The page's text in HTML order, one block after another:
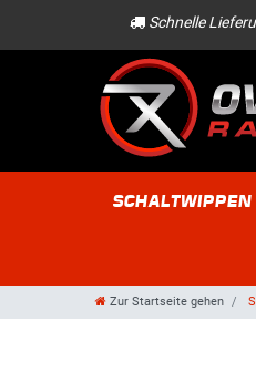
Schnelle
SCHALTWIPPEN
Zur Startseite gehen